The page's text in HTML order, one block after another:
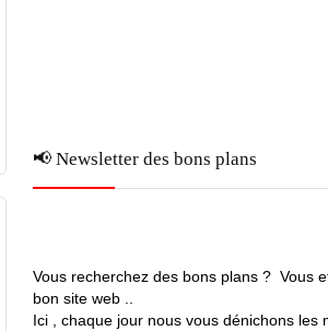
📢 Newsletter des bons plans
Vous recherchez des bons plans ? Vous
bon site web ..
Ici , chaque jour nous vous dénichons les